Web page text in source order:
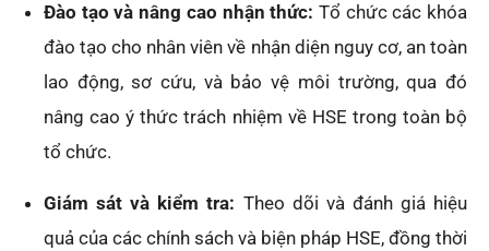
Đào tạo và nâng cao nhận thức: Tổ chức các khóa
đào tạo cho nhân viên về nhận diện nguy cơ, an toàn
lao động, sơ cứu, và bảo vệ môi trường, qua đó
nâng cao ý thức trách nhiệm về HSE trong toàn bộ
tổ chức.
Giám sát và kiểm tra: Theo dõi và đánh giá hiệu
quả của các chính sách và biện pháp HSE, đồng thời